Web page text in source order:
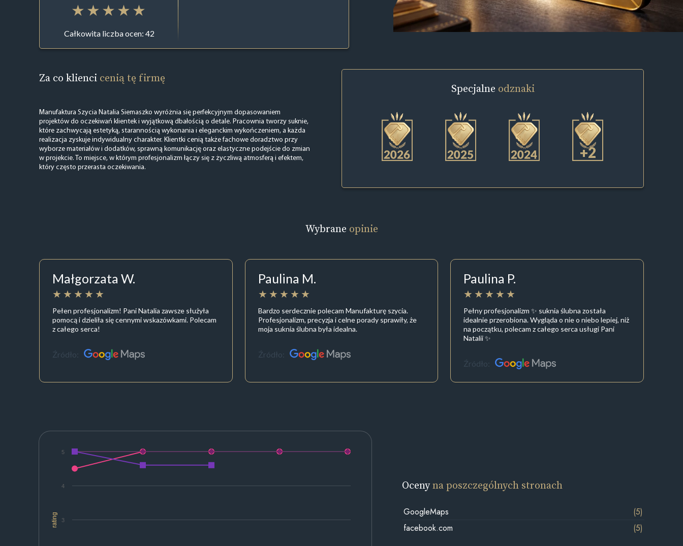
Całkowita liczba ocen: 42
Za co klienci cenią tę firmę
Manufaktura Szycia Natalia Siemaszko wyróżnia się perfekcyjnym dopasowaniem
projektów do oczekiwań klientek i wyjątkową dbałością o detale. Pracownia tworzy suknie,
które zachwycają estetyką, starannością wykonania i eleganckim wykończeniem, a każda
realizacja zyskuje indywidualny charakter. Klientki cenią także fachowe doradztwo przy
wyborze materiałów i dodatków, sprawną komunikację oraz elastyczne podejście do zmian
w projekcie. To miejsce, w którym profesjonalizm łączy się z życzliwą atmosferą i efektem,
który często przerasta oczekiwania.
Specjalne odznaki
+2
Wybrane opinie
Małgorzata W.
Pełen profesjonalizm! Pani Natalia zawsze służyła
pomocą i dzieliła się cennymi wskazówkami. Polecam
z całego serca!
Źródło:
Paulina M.
Bardzo serdecznie polecam Manufakturę szycia.
Profesjonalizm, precyzja i celne porady sprawiły, że
moja suknia ślubna była idealna.
Źródło:
Paulina P.
Pełny profesjonalizm ✨ suknia ślubna została
idealnie przerobiona. Wygląda o nie o niebo lepiej, niż
na początku, polecam z całego serca usługi Pani
Natalii ✨
Źródło:
rating 3
4
5
Ocenyna poszczególnych stronach
GoogleMaps
(5)
facebook.com
(5)